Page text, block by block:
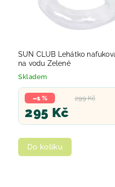
SUN CLUB Lehátko
na vodu Zelené
Skladem
299 Kč
–1 %
295 Kč
Do košíku